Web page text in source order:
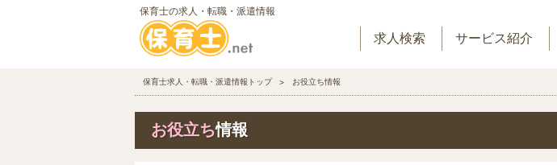
保育士の求人・転職・派遣情報
求人検索 サービス紹介
保育士求人・転職・派遣情報トップ お役立ち情報
お役立ち情報